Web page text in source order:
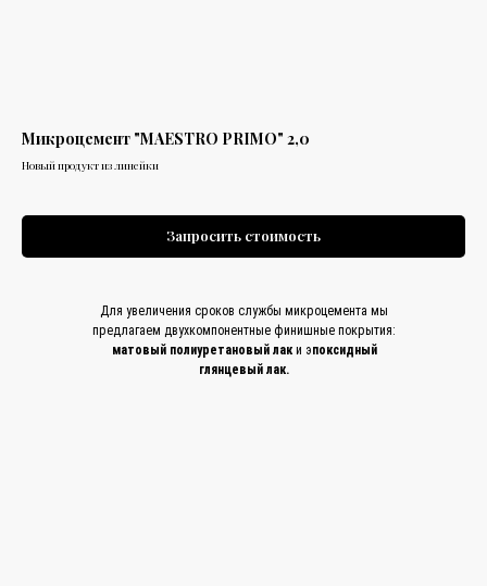
Микроцемент "MAESTRO PRIMO" 2,0
Новый продукт из линейки
Запросить стоимость
Для увеличения сроков службы микроцемента мы
предлагаем двухкомпонентные финишные покрытия:
матовый полиуретановый лаки эпоксидный
глянцевый лак.